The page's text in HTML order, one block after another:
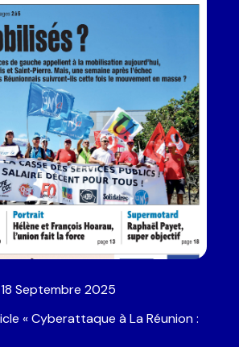
Septembre 2025
« Cyberattaque à La Réunion :